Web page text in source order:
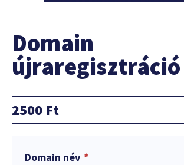
Domain
újraregisztráció
2500 Ft
Domain név *